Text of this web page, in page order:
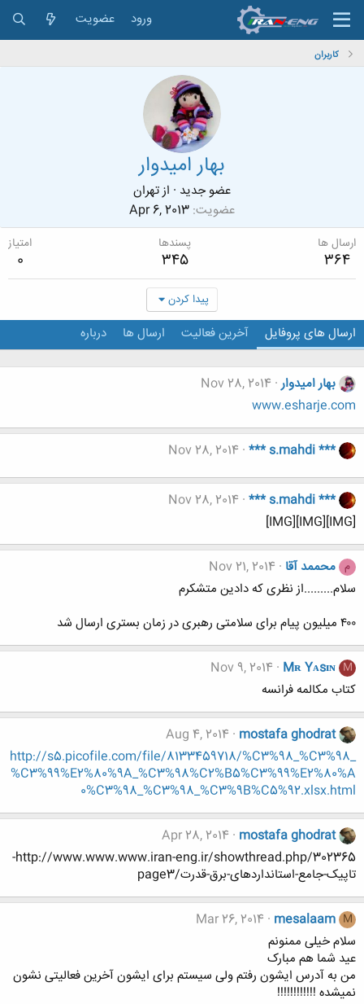
ورود عضویت
کاربران
بهار امیدوار
عضو جدید · ازتهران
عضویت Apr 6, 2013
ارسال ها
364
پسندها
345
امتیاز
0
پیدا کردن
ارسال های پروفایل آخرین فعالیت ارسال ها درباره
بهار امیدوار Nov 28, 2014
www.esharje.com
*** s.mahdi ***
Nov 28, 2014
*** s.mahdi ***
Nov 28, 2014
[IMG][IMG][IMG]
م محممد آقا Nov 21, 2014
سلام.........از نظری که دادین متشکرم
۴۰۰ میلیون پیام برای سلامتی رهبری در زمان بستری ارسال شد
M
Mʀ Yᴀsɪɴ
Nov 9, 2014
کتاب مکالمه فرانسه​
mostafa ghodrat
Aug 4, 2014
http://s5.picofile.com/file/8133459718/%C3%98_%C3%98_
%C3%99%E2%80%9A_%C3%98%C2%B5%C3%99%E2%80%A
0%C3%98_%C3%98_%C3%9B%C5%92.xlsx.html
mostafa ghodrat
Apr 28, 2014
http://www.www.www.iran-eng.ir/showthread.php/302365-
تاپیک-جامع-استانداردهای-برق-قدرت/page3
M
mesalaam
Mar 26, 2014
سلام خیلی ممنونم
عید شما هم مبارک
من به آدرس ایشون رفتم ولی سیستم برای ایشون آخرین فعالیتی نشون
نمیشده !!!!!!!!!!!!